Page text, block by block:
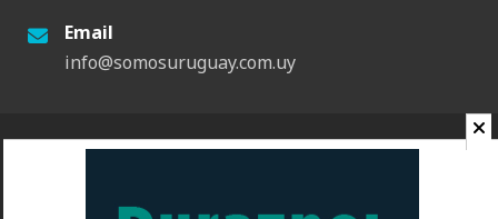
Email
info@somosuruguay.com.uy
© 2026 Somos Uruguay. Todos los derechos reservados.